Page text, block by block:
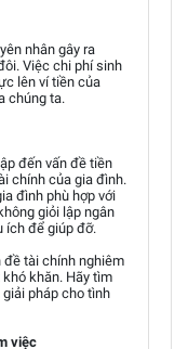
nhân gây ra
Việc chi phí sinh
lên ví tiền của
chúng ta.
đến vấn đề tiền
chính của gia đình.
đình phù hợp với
giỏi lập ngân
ích để giúp đỡ.
đề tài chính nghiêm
khăn. Hãy tìm
pháp cho tình
việc